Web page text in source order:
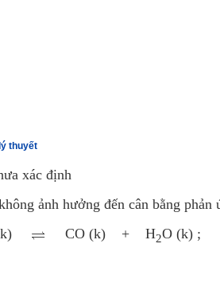
thuyết
xác định
ảnh hưởng đến cân bằng phản
CO (k) + H2O (k) ;